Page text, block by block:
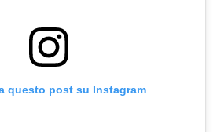
questo post su Instagram